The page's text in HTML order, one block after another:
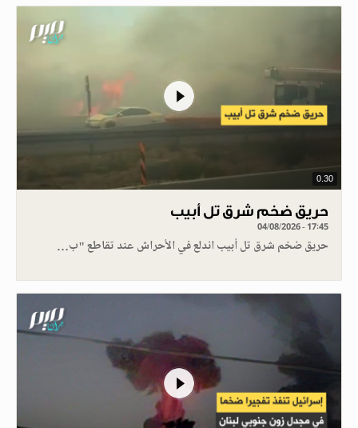
0.30
حريق ضخم شرق تل أبيب
04/08/2026 - 17:45
حريق ضخم شرق تل أبيب اندلع في الأحراش عند تقاطع "ب…